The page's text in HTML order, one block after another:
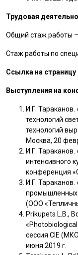
Трудовая
Общий стаж работы
Стаж работы по
Ссылка на страницу
Выступления на
И.Г.
технологий
технологий
Москва, 20
И.Г.
интенсивного
конференция
И.Г.
промышленных
(ООО
Prikupets L.B.,
сессия CIE
июня 2019 г.